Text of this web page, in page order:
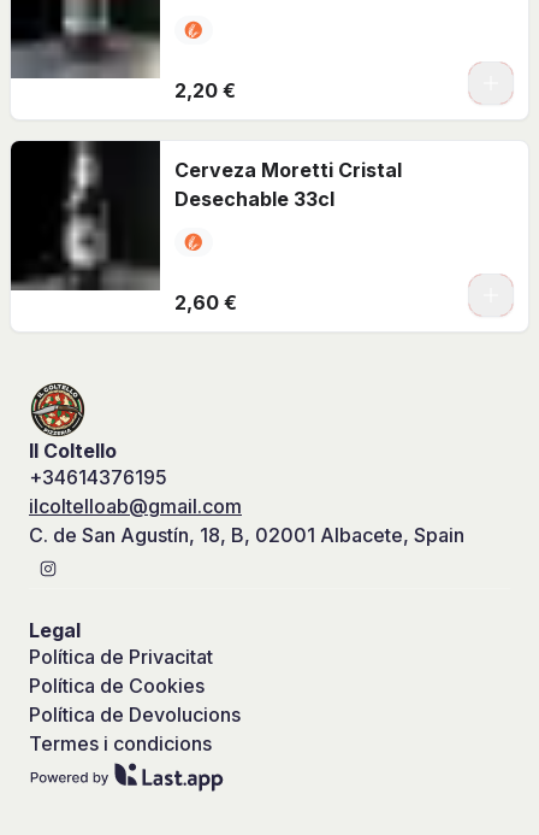
2,20 €
Cerveza Moretti Cristal
Desechable 33cl
2,60 €
Il Coltello
+34614376195
ilcoltelloab@gmail.com
C. de San Agustín, 18, B, 02001 Albacete, Spain
Legal
Política de Privacitat
Política de Cookies
Política de Devolucions
Termes i condicions